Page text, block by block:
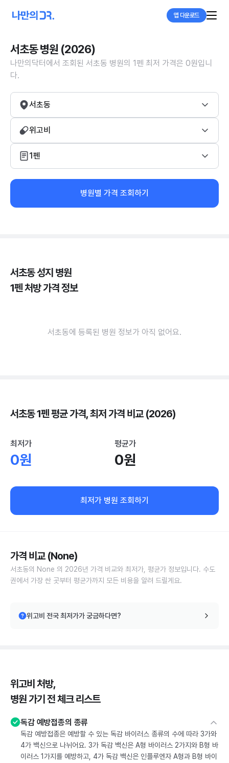
앱 다운로드
서초동 병원 (2026)
나만의닥터에서 조회된 서초동 병원의 1펜 최저 가격은 0원입니
다.
서초동
위고비
1펜
병원별 가격 조회하기
서초동 성지 병원
1펜 처방 가격 정보
서초동에 등록된 병원 정보가 아직 없어요.
서초동 1펜 평균 가격, 최저 가격 비교 (2026)
최저가
0원
평균가
0원
최저가 병원 조회하기
가격 비교 (None)
서초동의 None 의 2026년 가격 비교와 최저가, 평균가 정보입니다. 수도
권에서 가장 싼 곳부터 평균가까지 모든 비용을 알려 드릴게요.
위고비 전국 최저가가 궁금하다면?
위고비 처방,
병원 가기 전 체크 리스트
독감 예방접종의 종류
독감 예방접종은 예방할 수 있는 독감 바이러스 종류의 수에 따라 3가와
4가 백신으로 나뉘어요. 3가 독감 백신은 A형 바이러스 2가지와 B형 바
이러스 1가지를 예방하고, 4가 독감 백신은 인플루엔자 A형과 B형 바이